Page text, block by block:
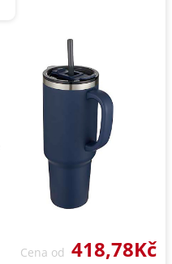
Cena od 418,78Kč